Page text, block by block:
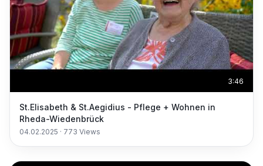
3:46
St.Elisabeth & St.Aegidius - Pflege + Wohnen in
Rheda-Wiedenbrück
04.02.2025 · 773 Views